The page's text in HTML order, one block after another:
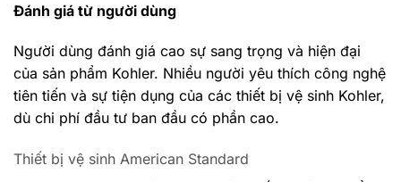
Đánh giá từ người dùng
Người dùng đánh giá cao sự sang trọng và hiện đại
của sản phẩm Kohler. Nhiều người yêu thích công nghệ
tiên tiến và sự tiện dụng của các thiết bị vệ sinh Kohler,
dù chi phí đầu tư ban đầu có phần cao.
Thiết bị vệ sinh American Standard